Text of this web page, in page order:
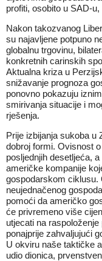
profiti, osobito u SAD-
Nakon takozvanog
su najavljene potpuno
globalnu trgovinu,
konkretnih carinskih
Aktualna kriza u
snižavanje prognoza
ponovno pokazuju
smirivanja situacije i
rješenja.
Prije izbijanja sukoba u
dobroj formi. Ovisnost
posljednjih desetljeća,
američke kompanije
gospodarskom ciklusu.
neujednačenog
pomoći da američko
će privremeno više
utjecati na
ponajprije zahvaljujući
U okviru naše taktičke
udio dionica,